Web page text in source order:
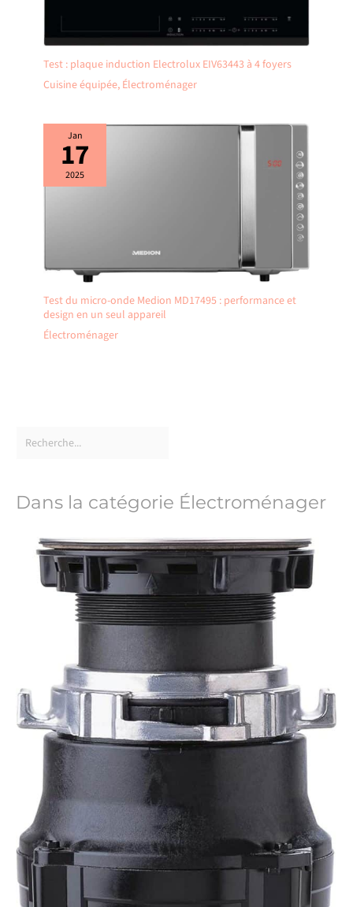
Test : plaque induction Electrolux EIV63443 à 4 foyers
Cuisine équipée, Électroménager
Jan
17
2025
Test du micro-onde Medion MD17495 : performance et
design en un seul appareil
Électroménager
Dans la catégorie Électroménager